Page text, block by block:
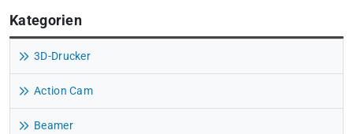
Kategorien
3D-Drucker
Action Cam
Beamer